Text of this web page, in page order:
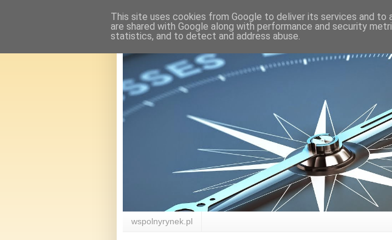
wspolnyrynek.pl
This site uses cookies from Google to deliver its services and to
are shared with Google along with performance and security
statistics, and to detect and address abuse.